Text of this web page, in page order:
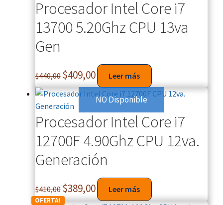
Procesador Intel Core i7
13700 5.20Ghz CPU 13va
Gen
$440,00 $409,00 Leer más
NO Disponible
Procesador Intel Core i7
12700F 4.90Ghz CPU 12va.
Generación
$410,00 $389,00 Leer más
OFERTA!